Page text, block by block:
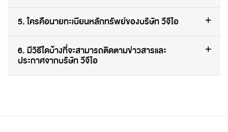
5. ใครคือนายทะเบียนหลักทรัพย์ของบริษัท วีจีไอ
6. มีวิธีใดบ้างที่จะสามารถติดตามข่าวสารและ
ประกาศจากบริษัท วีจีไอ